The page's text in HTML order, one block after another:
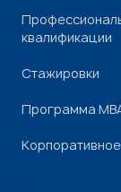
квалификации
Стажировки
Программа